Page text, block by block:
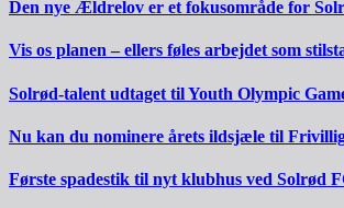
Den nye Ældrelov er et fokusområde for
Vis os planen – ellers føles arbejdet som
Solrød-talent udtaget til Youth Olympic
Nu kan du nominere årets ildsjæle til
Første spadestik til nyt klubhus ved Solrød